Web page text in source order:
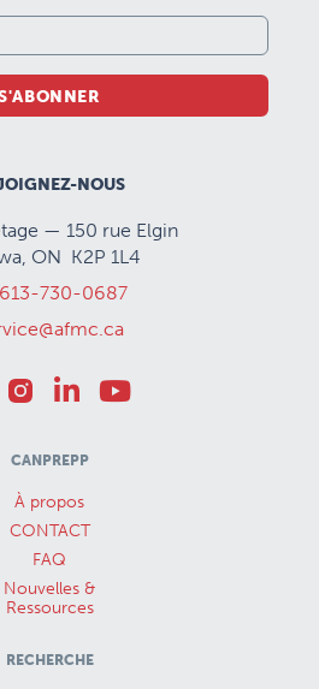
NOUS
— 150 rue Elgin
ON K2P 1L4
730-0687
CANPREPP
À propos
CONTACT
FAQ
Nouvelles &
Ressources
RECHERCHE